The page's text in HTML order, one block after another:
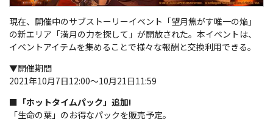
現在、開催中のサブストーリーイベント「望月焦がす唯一の焔」
の新エリア「満月の力を探して」が開放された。本イベントは、
イベントアイテムを集めることで様々な報酬と交換利用できる。
▼開催期間
2021年10月7日12:00～10月21日11:59
■「ホットタイムパック」追加!
「生命の葉」のお得なパックを販売予定。